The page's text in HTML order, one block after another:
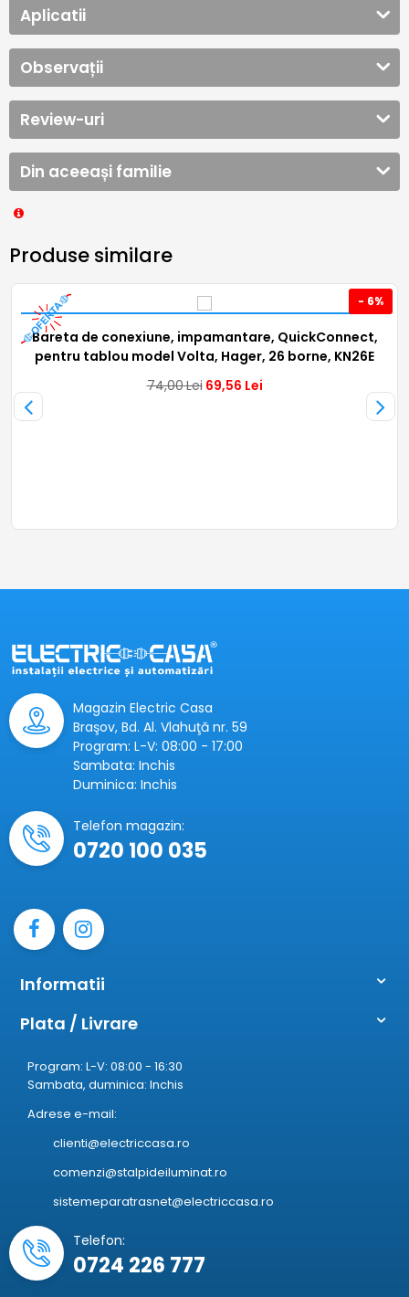
Aplicatii
Observații
Review-uri
Din aceeași familie
Produse similare
- 6%
Bareta de conexiune, impamantare, QuickConnect,
pentru tablou model Volta, Hager, 26 borne, KN26E
74,00Lei 69,56 Lei
Magazin Electric Casa
Braşov, Bd. Al. Vlahuţă nr. 59
Program: L-V: 08:00 - 17:00
Sambata: Inchis
Duminica: Inchis
Telefon magazin:
0720 100 035
Informatii
Plata / Livrare
Program: L-V: 08:00 - 16:30
Sambata, duminica: Inchis
Adrese e-mail:
clienti@electriccasa.ro
comenzi@stalpideiluminat.ro
sistemeparatrasnet@electriccasa.ro
Telefon:
0724 226 777